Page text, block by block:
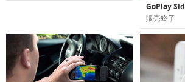
販売終了